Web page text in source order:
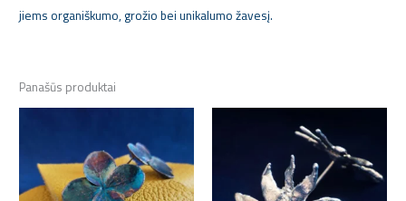
jiems organiškumo, grožio bei unikalumo žavesį.
Panašūs produktai